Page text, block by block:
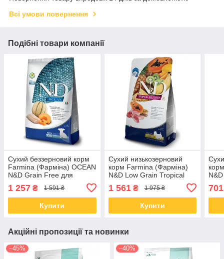
Всі умови повернення
Подібні товари компанії
Сухий беззерновий корм
Farmina (Фарміна) OCEAN
N&D Grain Free для
тріскою та динею 2.5 кг
1 257 ₴ 1 591 ₴
Купити
Сухий низькозерновий
корм Farmina (Фарміна)
N&D Low Grain Tropical
Selection MINI для собак
малих порід з ягням 5 кг
1 561₴ 1 975 ₴
Купити
701
Акційні пропозиції та новинки
–45% –40%